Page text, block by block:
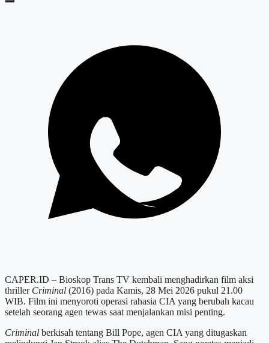
CAPER.ID – Bioskop Trans TV kembali menghadirkan film aksi
thriller Criminal (2016) pada Kamis, 28 Mei 2026 pukul 21.00
WIB. Film ini menyoroti operasi rahasia CIA yang berubah kacau
setelah seorang agen tewas saat menjalankan misi penting.
Criminal berkisah tentang Bill Pope, agen CIA yang ditugaskan